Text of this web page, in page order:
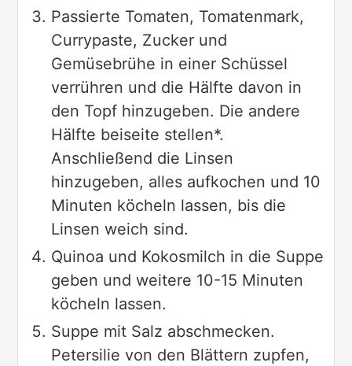
Passierte Tomaten, Tomatenmark,
Currypaste, Zucker und
Gemüsebrühe in einer Schüssel
verrühren und die Hälfte davon in
den Topf hinzugeben. Die andere
Hälfte beiseite stellen*.
Anschließend die Linsen
hinzugeben, alles aufkochen und 10
Minuten köcheln lassen, bis die
Linsen weich sind.
Quinoa und Kokosmilch in die Suppe
geben und weitere 10-15 Minuten
köcheln lassen.
Suppe mit Salz abschmecken.
Petersilie von den Blättern zupfen,